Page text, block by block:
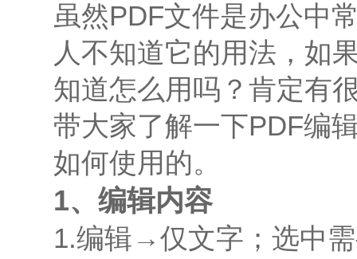
虽然PDF文件是办公中
人不知道它的用法，如
知道怎么用吗？肯定有
带大家了解一下PDF编
如何使用的。
1、编辑内容
1.编辑→仅文字；选中